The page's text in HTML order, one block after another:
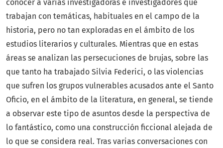
conocer a varias investigadoras e investigadores que
trabajan con temáticas, habituales en el campo de la
historia, pero no tan exploradas en el ámbito de los
estudios literarios y culturales. Mientras que en estas
áreas se analizan las persecuciones de brujas, sobre las
que tanto ha trabajado Silvia Federici, o las violencias
que sufren los grupos vulnerables acusados ante el Santo
Oficio, en el ámbito de la literatura, en general, se tiende
a observar este tipo de asuntos desde la perspectiva de
lo fantástico, como una construcción ficcional alejada de
lo que se considera real. Tras varias conversaciones con